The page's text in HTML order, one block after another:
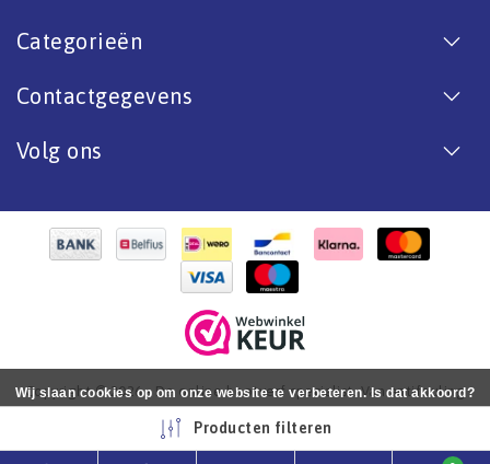
Categorieën
Contactgegevens
Volg ons
Copyright © 2026 - De online bootverf specialist. Van antifouling
tot aflak. - All rights reserved - RealizationInStijl Media
Producten filteren
Wij slaan cookies op om onze website te verbeteren. Is dat akkoord?
Nee Meer over cookies »